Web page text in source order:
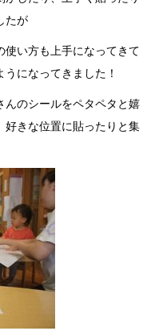
たが
使い方も上手になってきて
うになってきました！
んのシールをペタペタと嬉
好きな位置に貼ったりと集